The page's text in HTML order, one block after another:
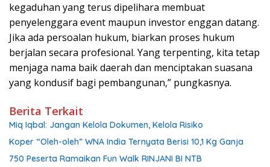
kegaduhan yang terus dipelihara membuat
penyelenggara event maupun investor enggan datang.
Jika ada persoalan hukum, biarkan proses hukum
berjalan secara profesional. Yang terpenting, kita tetap
menjaga nama baik daerah dan menciptakan suasana
yang kondusif bagi pembangunan,” pungkasnya.
Berita Terkait
Miq Iqbal: Jangan Kelola Dokumen, Kelola Risiko
Koper “Oleh-oleh” WNA India Ternyata Berisi 10,1 Kg Ganja
750 Peserta Ramaikan Fun Walk RINJANI BI NTB